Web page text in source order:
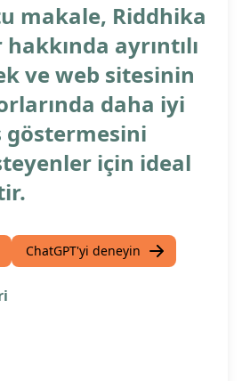
makale, Riddhika
ayrıntılı
ve web sitesinin
daha iyi
için ideal
ChatGPT'yi deneyin